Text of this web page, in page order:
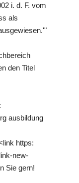
i. d. F. vom
als
den Titel
ausbildung
https:
new-
Sie gern!